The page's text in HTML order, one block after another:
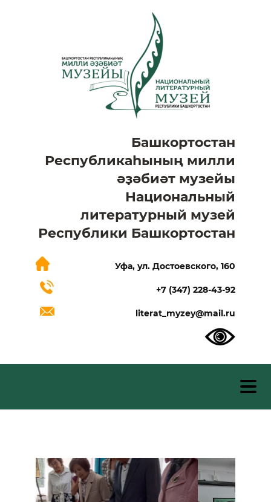
Башкортостан
Республикаһының милли
әҙәбиәт музейы
Национальный
литературный музей
Республики Башкортостан
Уфа, ул. Достоевского, 160
+7 (347) 228-43-92
literat_myzey@mail.ru